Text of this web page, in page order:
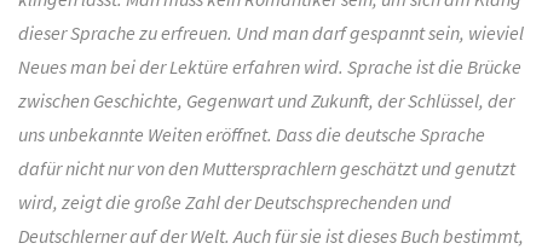
dieser Sprache zu erfreuen. Und man darf gespannt sein, wieviel
Neues man bei der Lektüre erfahren wird. Sprache ist die Brücke
zwischen Geschichte, Gegenwart und Zukunft, der Schlüssel, der
uns unbekannte Weiten eröffnet. Dass die deutsche Sprache
dafür nicht nur von den Muttersprachlern geschätzt und genutzt
wird, zeigt die große Zahl der Deutschsprechenden und
Deutschlerner auf der Welt. Auch für sie ist dieses Buch bestimmt,